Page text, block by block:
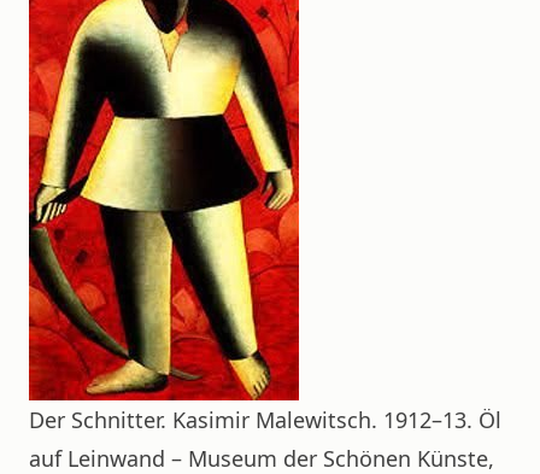
Der Schnitter. Kasimir Malewitsch. 1912–13. Öl
auf Leinwand – Museum der Schönen Künste,